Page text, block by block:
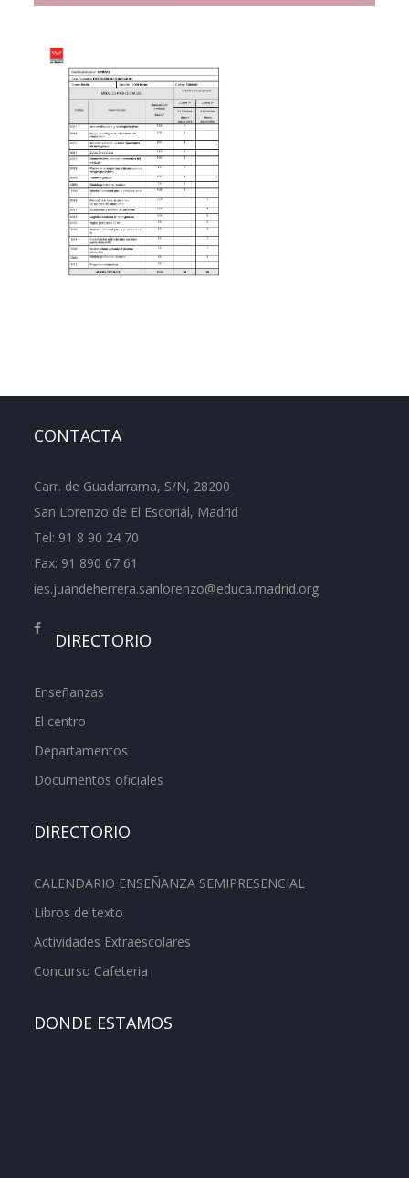
CONTACTA
Carr. de Guadarrama, S/N, 28200
San Lorenzo de El Escorial, Madrid
Tel: 91 8 90 24 70
Fax: 91 890 67 61
ies.juandeherrera.sanlorenzo@educa.madrid.org
DIRECTORIO
Enseñanzas
El centro
Departamentos
Documentos oficiales
DIRECTORIO
CALENDARIO ENSEÑANZA SEMIPRESENCIAL
Libros de texto
Actividades Extraescolares
Concurso Cafeteria
DONDE ESTAMOS